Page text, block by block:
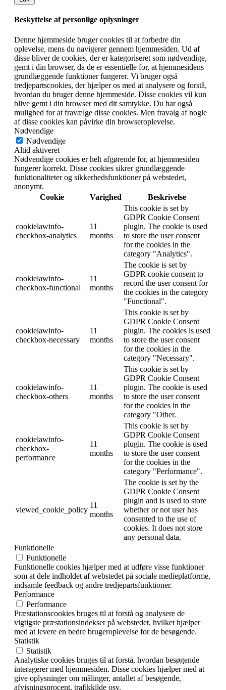
Beskyttelse af personlige oplysninger
Denne hjemmeside bruger cookies til at forbedre din
oplevelse, mens du navigerer gennem hjemmesiden. Ud af
disse bliver de cookies, der er kategoriseret som nødvendige,
gemt i din browser, da de er essentielle for, at hjemmesidens
grundlæggende funktioner fungerer. Vi bruger også
tredjepartscookies, der hjælper os med at analysere og forstå,
hvordan du bruger denne hjemmeside. Disse cookies vil kun
blive gemt i din browser med dit samtykke. Du har også
mulighed for at fravælge disse cookies. Men fravalg af nogle
af disse cookies kan påvirke din browseroplevelse.
Nødvendige
Nødvendige
Altid aktiveret
Nødvendige cookies er helt afgørende for, at hjemmesiden
fungerer korrekt. Disse cookies sikrer grundlæggende
funktionaliteter og sikkerhedsfunktioner på webstedet,
anonymt.
Cookie
Varighed Beskrivelse
cookielawinfo-
checkbox-analytics
11
months
This cookie is set by
GDPR Cookie Consent
plugin. The cookie is used
to store the user consent
for the cookies in the
category "Analytics".
cookielawinfo-
checkbox-functional
11
months
The cookie is set by
GDPR cookie consent to
record the user consent for
the cookies in the category
"Functional".
cookielawinfo-
checkbox-necessary
11
months
This cookie is set by
GDPR Cookie Consent
plugin. The cookies is used
to store the user consent
for the cookies in the
category "Necessary".
cookielawinfo-
checkbox-others
11
months
This cookie is set by
GDPR Cookie Consent
plugin. The cookie is used
to store the user consent
for the cookies in the
category "Other.
cookielawinfo-
checkbox-
performance
11
months
This cookie is set by
GDPR Cookie Consent
plugin. The cookie is used
to store the user consent
for the cookies in the
category "Performance".
viewed_cookie_policy
11
months
The cookie is set by the
GDPR Cookie Consent
plugin and is used to store
whether or not user has
consented to the use of
cookies. It does not store
any personal data.
Funktionelle
Funktionelle
Funktionelle cookies hjælper med at udføre visse funktioner
som at dele indholdet af webstedet på sociale medieplatforme,
indsamle feedback og andre tredjepartsfunktioner.
Performance
Performance
Præstationscookies bruges til at forstå og analysere de
vigtigste præstationsindekser på webstedet, hvilket hjælper
med at levere en bedre brugeroplevelse for de besøgende.
Statistik
Statistik
Analytiske cookies bruges til at forstå, hvordan besøgende
interagerer med hjemmesiden. Disse cookies hjælper med at
give oplysninger om målinger, antallet af besøgende,
afvisningsprocent, trafikkilde osv.